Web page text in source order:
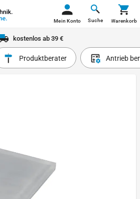
Suche
Mein Konto Warenkorb
kostenlos ab 39 €
Produktberater Antrieb